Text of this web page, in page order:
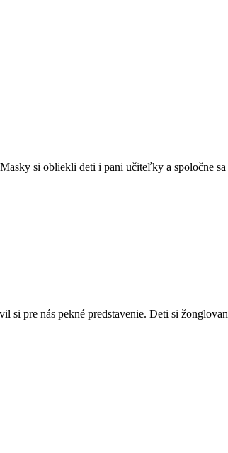
si obliekli deti i pani učiteľky a spoločne sa
si pre nás pekné predstavenie. Deti si